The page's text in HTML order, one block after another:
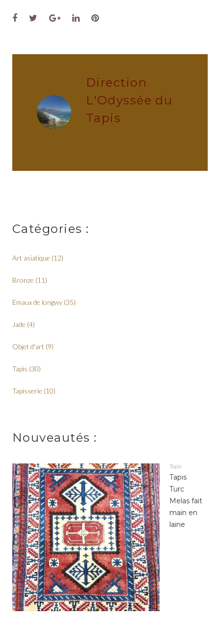
Facebook
TwitterGoogle+
LinkedInPinterest
Direction
L'Odyssée du
Tapis
Catégories :
Art asiatique (12)
Bronze (11)
Emaux de longwy (35)
Jade (4)
Objet d'art (9)
Tapis (30)
Tapisserie (10)
Nouveautés :
Tapis
Tapis
Turc
Melas fait
main en
laine